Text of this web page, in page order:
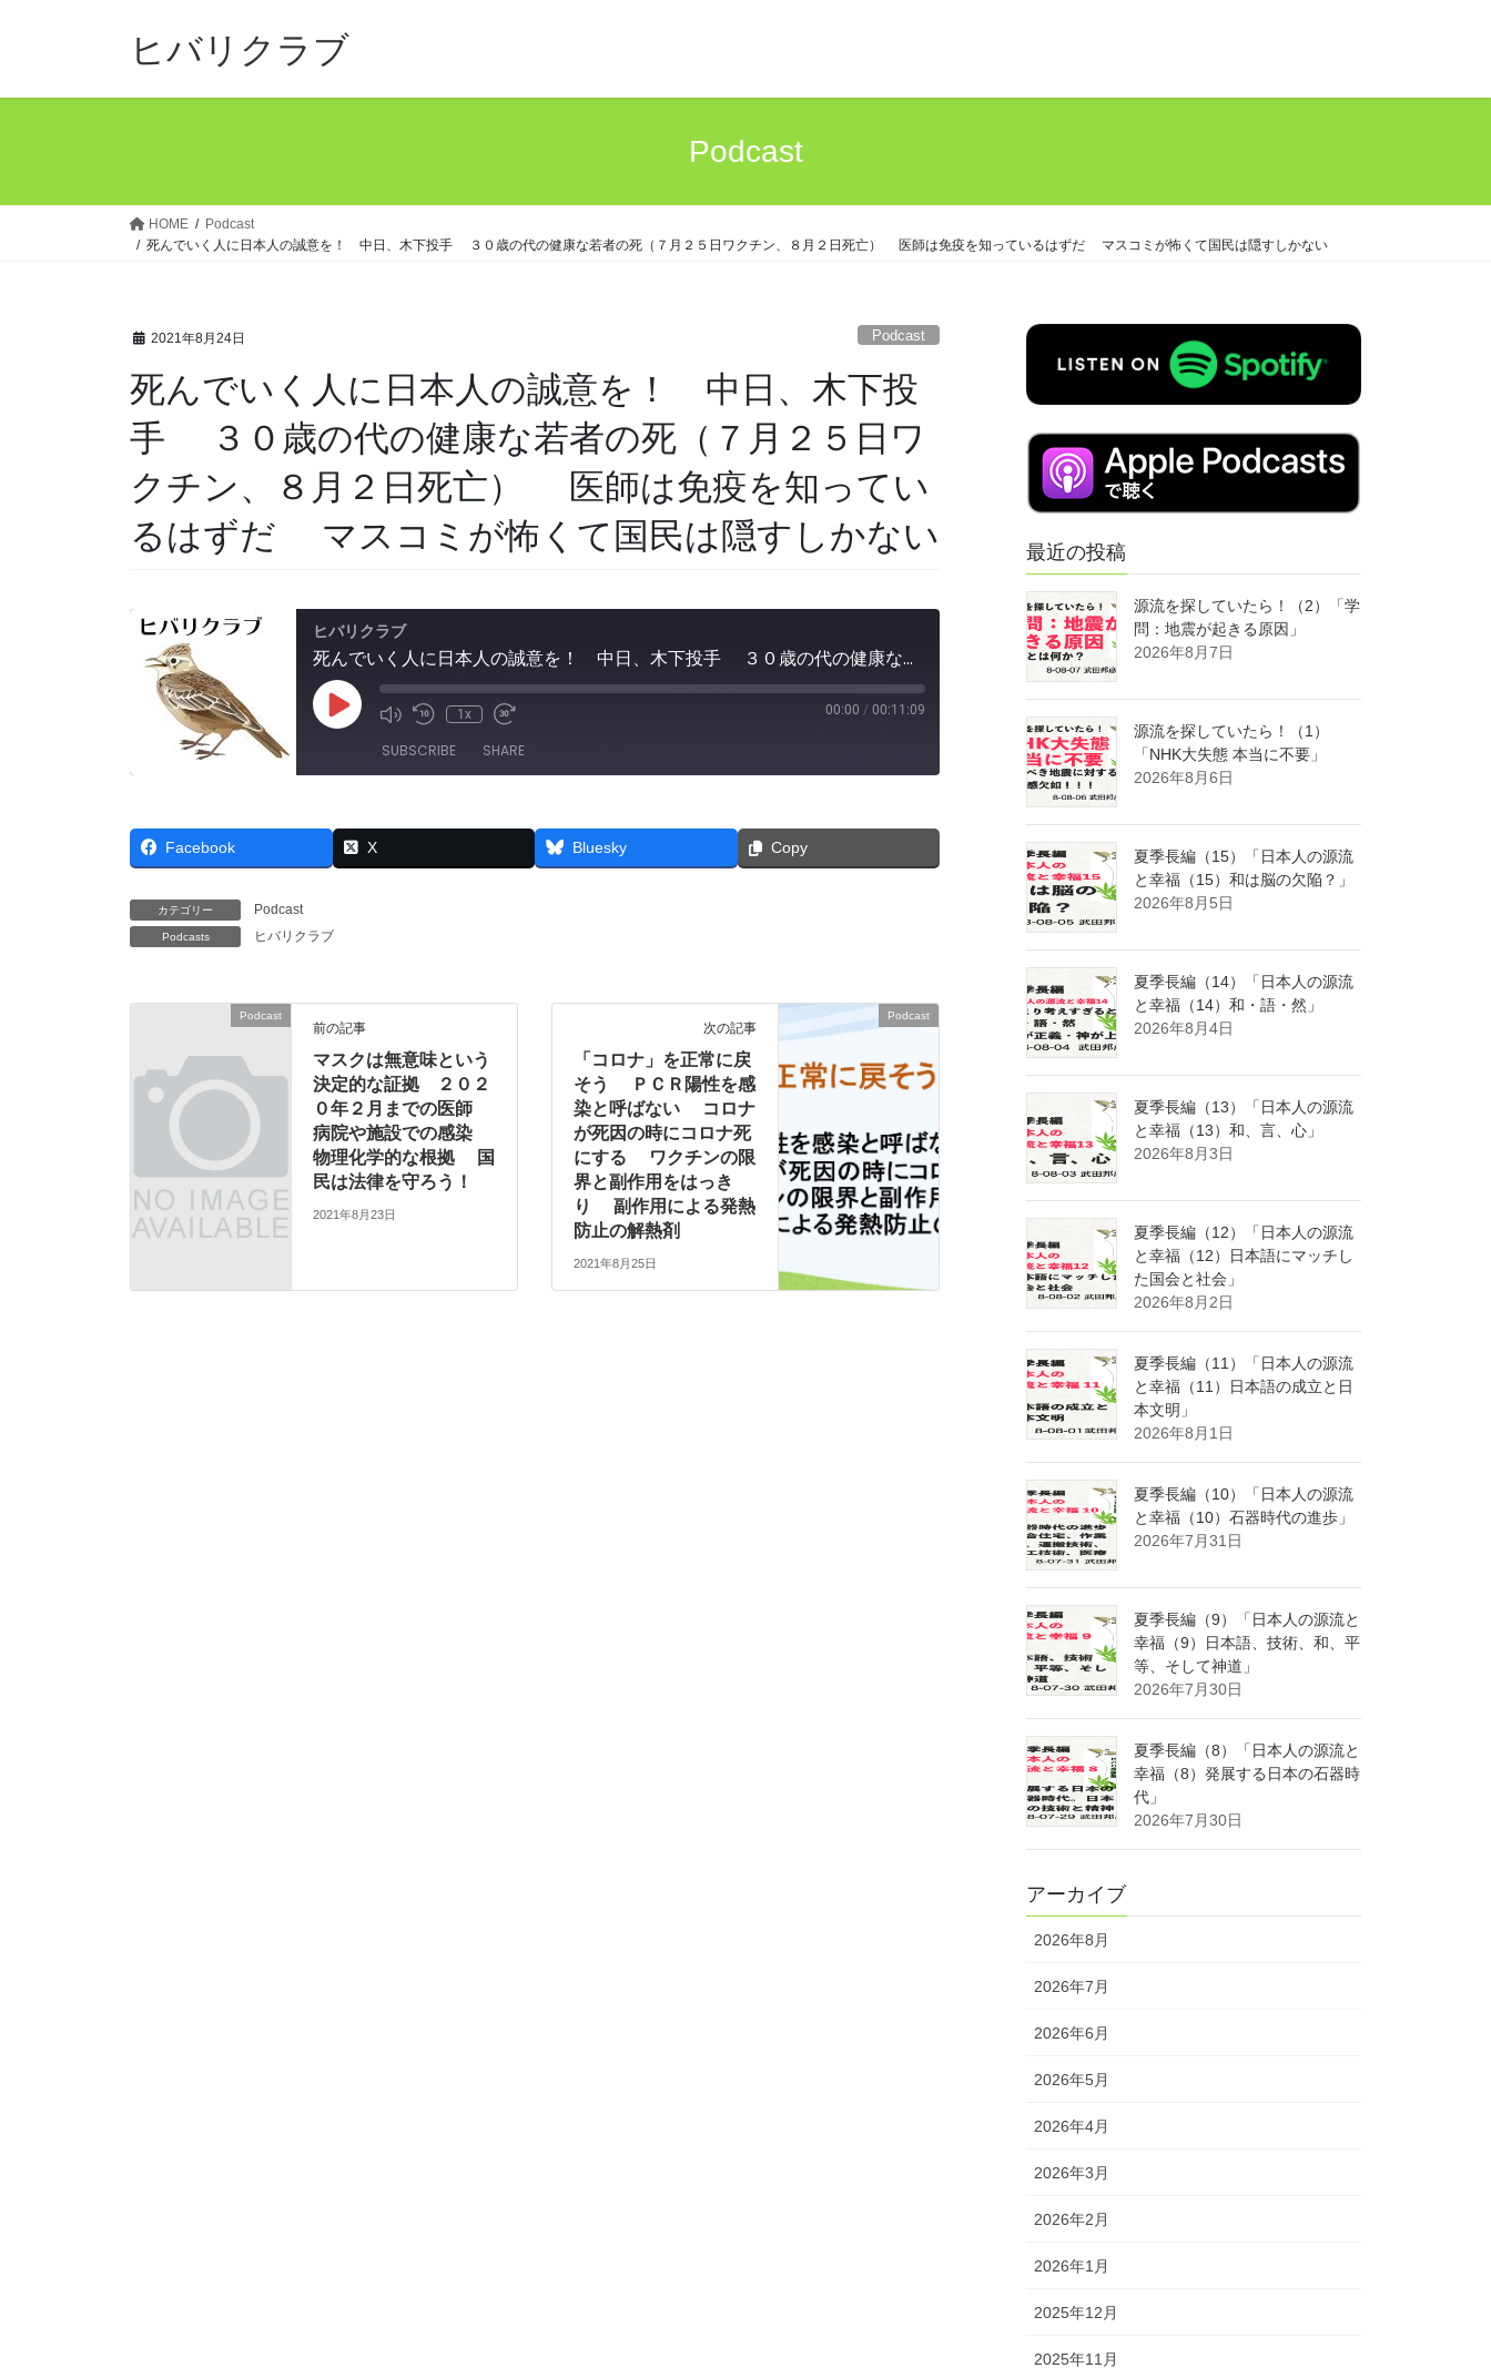
ヒバリクラブ
Podcast
HOME
Podcast
死んでいく人に日本人の誠意を！ 中日、木下投手 ３０歳の代の健康な若者の死（７月２５日ワクチン、８月２日死亡） 医師は免疫を知っているはずだ マスコミが怖くて国民は隠すしかない
2021年8月24日 Podcast
死んでいく人に日本人の誠意を！ 中日、木下投
手 ３０歳の代の健康な若者の死（７月２５日ワ
クチン、８月２日死亡） 医師は免疫を知ってい
るはずだ マスコミが怖くて国民は隠すしかない
ヒバリクラブ
死んでいく人に日本人の誠意を！ 中日、木下投手 ３０歳の代の健康な若者の死（７月２５日ワクチン、８月２日死亡） 医師は免疫を知っているはずだ マスコミが怖くて国民は隠すしかない
Play
EpisodeMute/Unmute
Rewind
Seconds
1x
Fast
30
seconds
00:00 / 00:11:09
SUBSCRIBE SHARE
RSS FEED
LINK
EMBED
Facebook X Bluesky Copy
カテゴリー Podcast
Podcasts ヒバリクラブ
Podcast
前の記事
マスクは無意味という
決定的な証拠 ２０２
０年２月までの医師
病院や施設での感染
物理化学的な根拠 国
民は法律を守ろう！
2021年8月23日
Podcast
次の記事
「コロナ」を正常に戻
そう ＰＣＲ陽性を感
染と呼ばない コロナ
が死因の時にコロナ死
にする ワクチンの限
界と副作用をはっき
り 副作用による発熱
防止の解熱剤
2021年8月25日
最近の投稿
源流を探していたら！（2）「学
問：地震が起きる原因」
2026年8月7日
源流を探していたら！（1）
「NHK大失態 本当に不要」
2026年8月6日
夏季長編（15）「日本人の源流
と幸福（15）和は脳の欠陥？」
2026年8月5日
夏季長編（14）「日本人の源流
と幸福（14）和・語・然」
2026年8月4日
夏季長編（13）「日本人の源流
と幸福（13）和、言、心」
2026年8月3日
夏季長編（12）「日本人の源流
と幸福（12）日本語にマッチし
た国会と社会」
2026年8月2日
夏季長編（11）「日本人の源流
と幸福（11）日本語の成立と日
本文明」
2026年8月1日
夏季長編（10）「日本人の源流
と幸福（10）石器時代の進歩」
2026年7月31日
夏季長編（9）「日本人の源流と
幸福（9）日本語、技術、和、平
等、そして神道」
2026年7月30日
夏季長編（8）「日本人の源流と
幸福（8）発展する日本の石器時
代」
2026年7月30日
アーカイブ
2026年8月
2026年7月
2026年6月
2026年5月
2026年4月
2026年3月
2026年2月
2026年1月
2025年12月
2025年11月